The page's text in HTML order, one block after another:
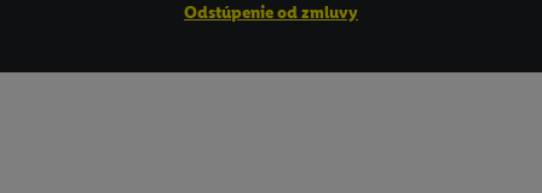
Odstúpenie od zmluvy